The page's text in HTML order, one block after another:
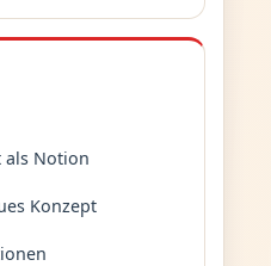
als Notion
Konzept